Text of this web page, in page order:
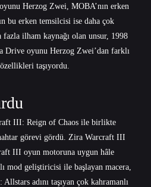
Herzog Zwei, MOBA’nın erken
bu erken temsilcisi ise daha çok
fazla ilham kaynağı olan unsur, 1998
Drive oyunu Herzog Zwei’dan farklı
taşıyordu.
III: Reign of Chaos ile birlikte
görevi gördü. Zira Warcraft III
III oyun motoruna uygun hâle
mod geliştiricisi ile başlayan macera,
adını taşıyan çok kahramanlı